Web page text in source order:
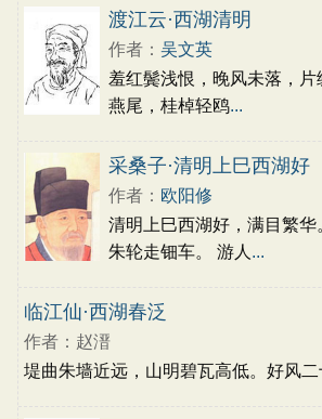
渡江云·西湖清明
作者： 吴文英
羞红鬓浅恨，晚风未落，
燕尾，桂棹轻鸥...
采桑子·清明上巳西湖好
作者： 欧阳修
清明上巳西湖好，满目繁华
朱轮走钿车。 游人 ...
临江仙·西湖春泛
作者：赵溍
堤曲朱墙近远，山明碧瓦高低。好风